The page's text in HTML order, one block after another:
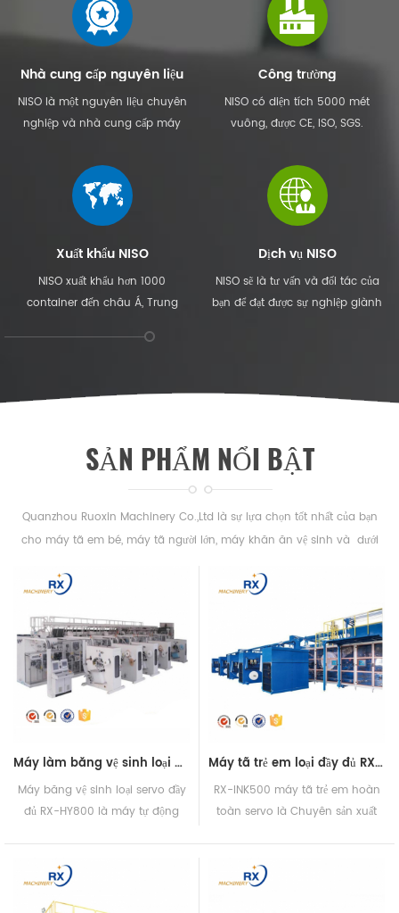
trong cuộc sống của c...
Nhà cung cấp nguyên liệu
NISO là một nguyên liệu chuyên
nghiệp và nhà cung cấp máy
lớn, khăn ăn vệ sinh nữ tính, dưới
pad và như vậy.
Công trường
NISO có diện tích 5000 mét
vuông, được CE, ISO, SGS.
Xuất khẩu NISO
NISO xuất khẩu hơn 1000
container đến châu Á, Trung
Dịch vụ NISO
NISO sẽ là tư vấn và đối tác của
bạn để đạt được sự nghiệp giành
SẢN PHẨM NỔI BẬT
Quanzhou Ruoxin Machinery Co.,Ltd là sự lựa chọn tốt nhất của bạn
cho máy tã em bé, máy tã người lớn, máy khăn ăn vệ sinh và dưới
máy pad ở Trung Quốc.
Máy làm băng vệ sinh loại đầy đủ RX-HY800
Máy băng vệ sinh loại servo đầy
đủ RX-HY800 là máy tự động
Máy tã trẻ em loại đầy đủ RX-INK450
RX-INK500 máy tã trẻ em hoàn
toàn servo là Chuyên sản xuất